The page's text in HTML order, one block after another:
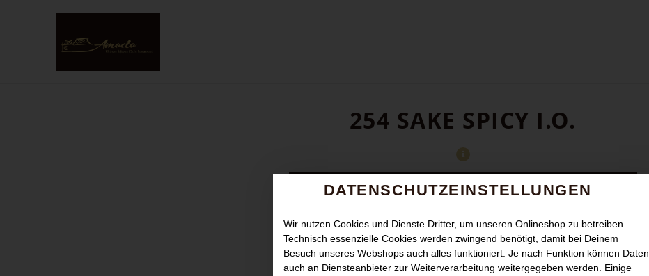
254 SAKE SPICY I.O.
DATENSCHUTZEINSTELLUNGEN
Wir nutzen Cookies und Dienste Dritter, um unseren Onlineshop zu betreiben.
Technisch essenzielle Cookies werden zwingend benötigt, damit bei Deinem
Besuch unseres Webshops auch alles funktioniert. Je nach Funktion können Daten
auch an Diensteanbieter zur Weiterverarbeitung weitergegeben werden. Einige